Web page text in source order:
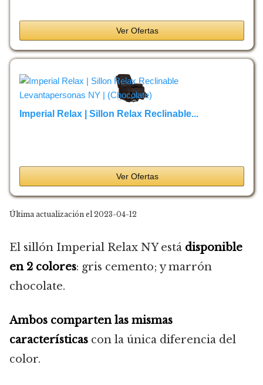
Ver Ofertas
Imperial Relax | Sillon Relax Reclinable...
Ver Ofertas
Última actualización el 2023-04-12
El sillón Imperial Relax NY está disponible
en 2 colores: gris cemento; y marrón
chocolate.
Ambos comparten las mismas
características con la única diferencia del
color.